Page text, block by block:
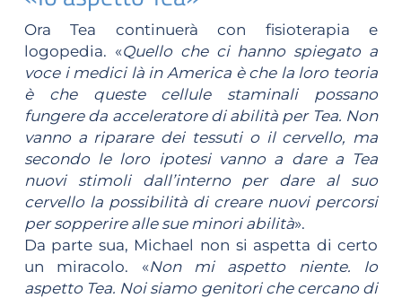
Ora Tea continuerà con fisioterapia e
logopedia. «Quello che ci hanno spiegato a
voce i medici là in America è che la loro teoria
è che queste cellule staminali possano
fungere da acceleratore di abilità per Tea. Non
vanno a riparare dei tessuti o il cervello, ma
secondo le loro ipotesi vanno a dare a Tea
nuovi stimoli dall’interno per dare al suo
cervello la possibilità di creare nuovi percorsi
per sopperire alle sue minori abilità».
Da parte sua, Michael non si aspetta di certo
un miracolo. «Non mi aspetto niente. Io
aspetto Tea. Noi siamo genitori che cercano di